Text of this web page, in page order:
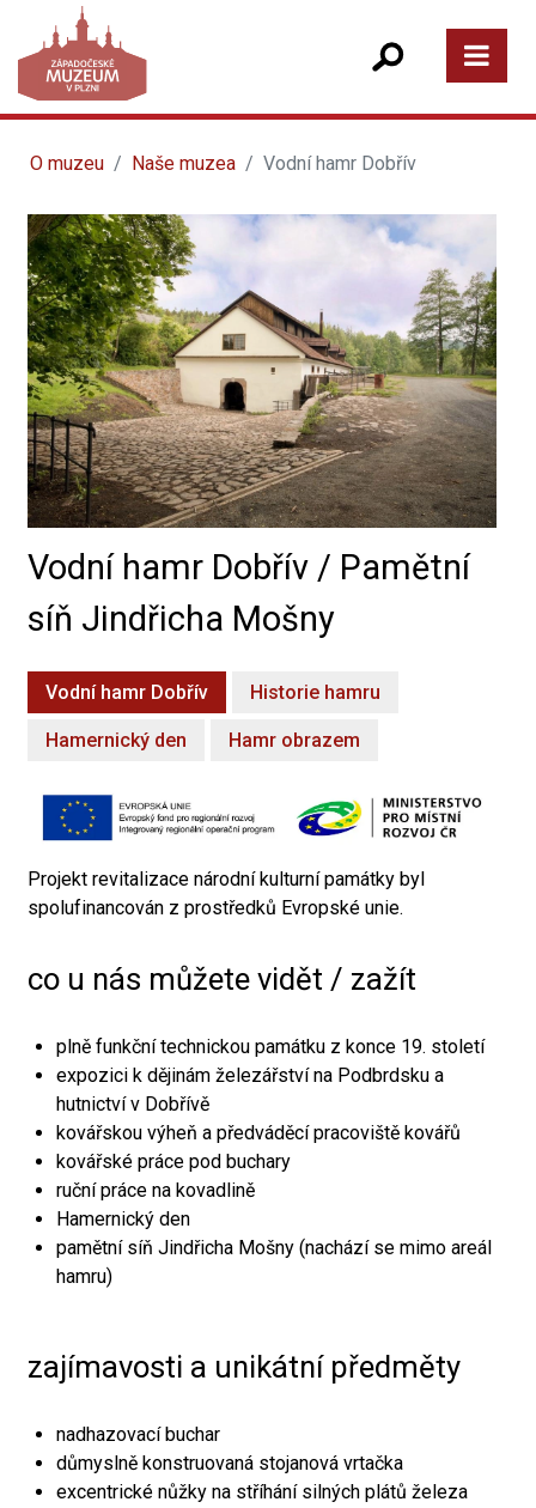
O muzeu Naše muzea Vodní hamr Dobřív
Vodní hamr Dobřív / Pamětní
síň Jindřicha Mošny
Vodní hamr Dobřív Historie hamru
Hamernický den Hamr obrazem
Projekt revitalizace národní kulturní památky byl
spolufinancován z prostředků Evropské unie.
co u nás můžete vidět / zažít
plně funkční technickou památku z konce 19. století
expozici k dějinám železářství na Podbrdsku a
hutnictví v Dobřívě
kovářskou výheň a předváděcí pracoviště kovářů
kovářské práce pod buchary
ruční práce na kovadlině
Hamernický den
pamětní síň Jindřicha Mošny (nachází se mimo areál
hamru)
zajímavosti a unikátní předměty
nadhazovací buchar
důmyslně konstruovaná stojanová vrtačka
excentrické nůžky na stříhání silných plátů železa